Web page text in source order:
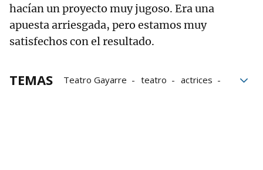
hacían un proyecto muy jugoso. Era una
apuesta arriesgada, pero estamos muy
satisfechos con el resultado.
TEMAS Teatro Gayarre teatro
actrices